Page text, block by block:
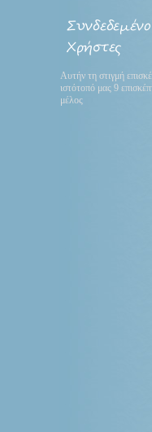
Χρήστες
Αυτήν τη στιγμή
ιστότοπό μας 9
μέλος